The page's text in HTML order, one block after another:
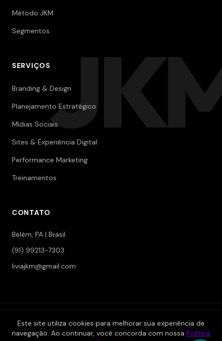
Método JKM
Segmentos
SERVIÇOS
Branding & Design
Planejamento Estratégico
Mídias Sociais
Sites & Experiência Digital
Performance Marketing
Treinamentos
CONTATO
Belém, PA | Brasil
(91) 99213-7303
liviajkm@gmail.com
© 2006-2026 Jokerman — Branding & Marketing. Todos os
direitos reservados.
Este site utiliza cookies para melhorar sua experiência de
navegação. Ao continuar, você concorda com nossa Política